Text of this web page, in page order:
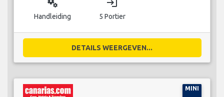
miscellaneous_services
Handleiding
login
5 Portier
DETAILS WEERGEVEN...
MINI